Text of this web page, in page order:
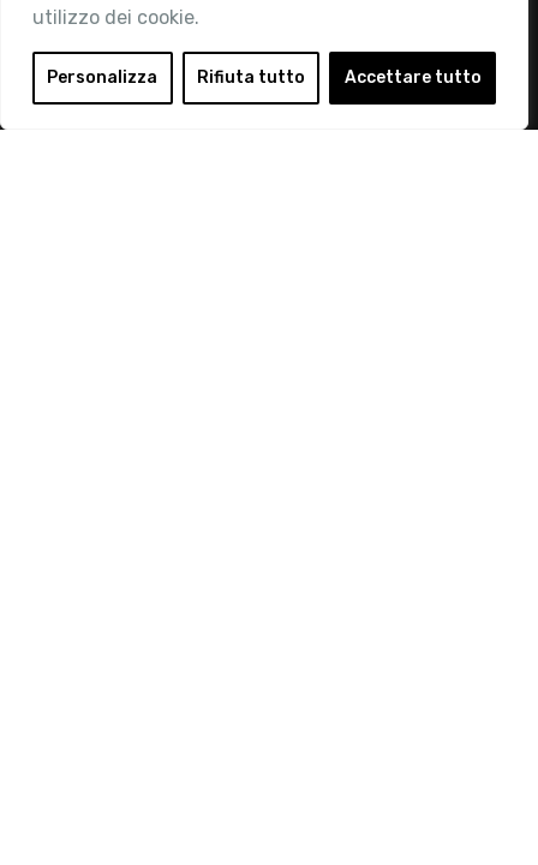
utilizzo dei cookie.
Personalizza Rifiuta tutto Accettare tutto
Area Riservata
Login
Diventa Socio